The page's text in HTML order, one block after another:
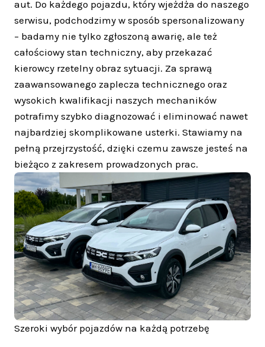
aut. Do każdego pojazdu, który wjeżdża do naszego
serwisu, podchodzimy w sposób spersonalizowany
– badamy nie tylko zgłoszoną awarię, ale też
całościowy stan techniczny, aby przekazać
kierowcy rzetelny obraz sytuacji. Za sprawą
zaawansowanego zaplecza technicznego oraz
wysokich kwalifikacji naszych mechaników
potrafimy szybko diagnozować i eliminować nawet
najbardziej skomplikowane usterki. Stawiamy na
pełną przejrzystość, dzięki czemu zawsze jesteś na
bieżąco z zakresem prowadzonych prac.
Szeroki wybór pojazdów na każdą potrzebę